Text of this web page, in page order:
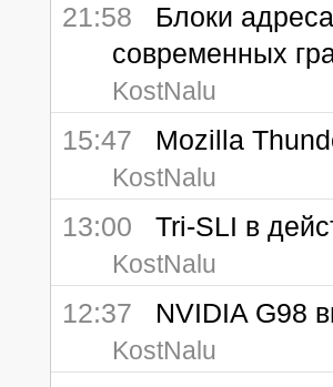
21:58 Блоки
современных
KostNalu
15:47 Mozilla
KostNalu
13:00 Tri-SLI в
KostNalu
12:37 NVIDIA G98
KostNalu